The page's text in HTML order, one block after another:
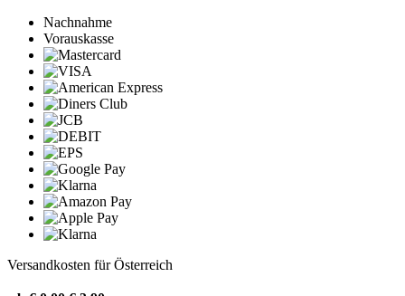
Nachnahme
Vorauskasse
Versandkosten für Österreich